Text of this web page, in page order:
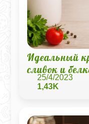
Идеальный
сливок и
25/4/2023
1,43K